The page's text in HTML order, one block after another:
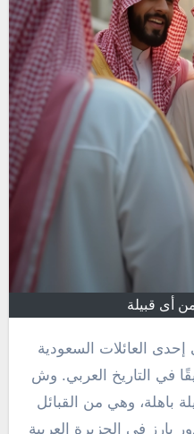
أى قبيلة
في التاريخ العربي. وش
باهلة، وهي من القبائل
بارز في الجزيرة العربية